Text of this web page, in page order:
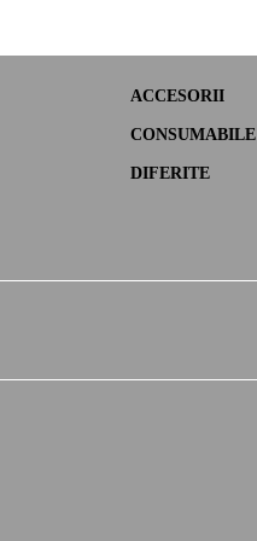
ACCESORII
CONSUMABILE
DIFERITE